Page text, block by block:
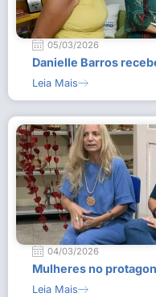
05/03/2026
Danielle Barros
Leia Mais
04/03/2026
Mulheres no
Leia Mais